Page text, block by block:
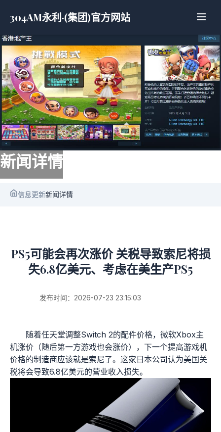
304AM永利·(集团)官方网站
新闻详情
信息更新新闻详情
PS5可能会再次涨价 关税导致索尼将损
失6.8亿美元、考虑在美生产PS5
发布时间：2026-07-23 23:15:03
随着任天堂调整Switch 2的配件价格，微软Xbox主
机涨价（随后第一方游戏也会涨价），下一个提高游戏机
价格的制造商应该就是索尼了。这家日本公司认为美国关
税将会导致6.8亿美元的营业收入损失。